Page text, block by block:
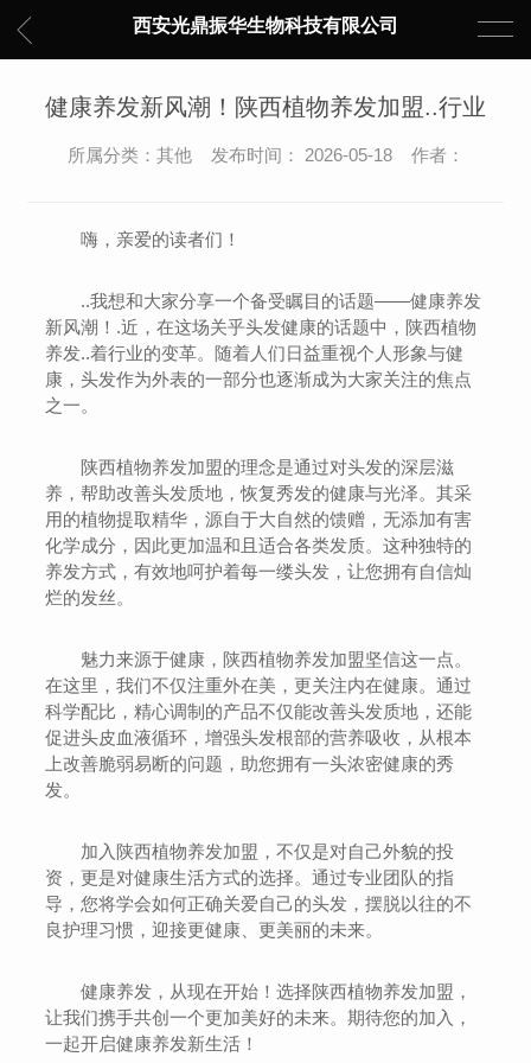
西安光鼎振华生物科技有限公司
健康养发新风潮！陕西植物养发加盟..行业
所属分类：其他 发布时间： 2026-05-18 作者：
嗨，亲爱的读者们！
..我想和大家分享一个备受瞩目的话题——健康养发
新风潮！.近，在这场关乎头发健康的话题中，陕西植物
养发..着行业的变革。随着人们日益重视个人形象与健
康，头发作为外表的一部分也逐渐成为大家关注的焦点
之一。
陕西植物养发加盟的理念是通过对头发的深层滋
养，帮助改善头发质地，恢复秀发的健康与光泽。其采
用的植物提取精华，源自于大自然的馈赠，无添加有害
化学成分，因此更加温和且适合各类发质。这种独特的
养发方式，有效地呵护着每一缕头发，让您拥有自信灿
烂的发丝。
魅力来源于健康，陕西植物养发加盟坚信这一点。
在这里，我们不仅注重外在美，更关注内在健康。通过
科学配比，精心调制的产品不仅能改善头发质地，还能
促进头皮血液循环，增强头发根部的营养吸收，从根本
上改善脆弱易断的问题，助您拥有一头浓密健康的秀
发。
加入陕西植物养发加盟，不仅是对自己外貌的投
资，更是对健康生活方式的选择。通过专业团队的指
导，您将学会如何正确关爱自己的头发，摆脱以往的不
良护理习惯，迎接更健康、更美丽的未来。
健康养发，从现在开始！选择陕西植物养发加盟，
让我们携手共创一个更加美好的未来。期待您的加入，
一起开启健康养发新生活！